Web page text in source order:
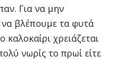
Για να μην
βλέπουμε τα φυτά
καλοκαίρι χρειάζεται
νωρίς το πρωί είτε